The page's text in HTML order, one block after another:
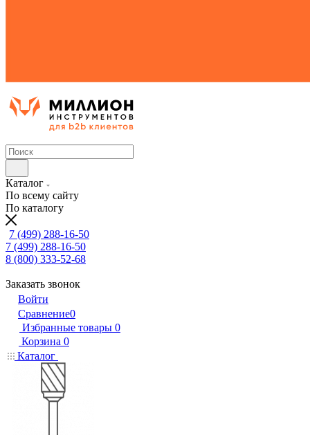
Каталог
По всему сайту
По каталогу
7 (499) 288-16-50
7 (499) 288-16-50
8 (800) 333-52-68
Заказать звонок
Войти
Сравнение0
Избранные товары 0
Корзина 0
Каталог